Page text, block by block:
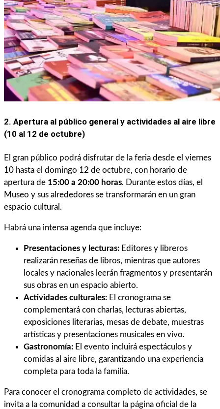
2. Apertura al público general y actividades al aire libre
(10 al 12 de octubre)
El gran público podrá disfrutar de la feria desde el viernes
10 hasta el domingo 12 de octubre, con horario de
apertura de 15:00 a 20:00 horas. Durante estos días, el
Museo y sus alrededores se transformarán en un gran
espacio cultural.
Habrá una intensa agenda que incluye:
Presentaciones y lecturas: Editores y libreros
realizarán reseñas de libros, mientras que autores
locales y nacionales leerán fragmentos y presentarán
sus obras en un espacio abierto.
Actividades culturales: El cronograma se
complementará con charlas, lecturas abiertas,
exposiciones literarias, mesas de debate, muestras
artísticas y presentaciones musicales en vivo.
Gastronomía: El evento incluirá espectáculos y
comidas al aire libre, garantizando una experiencia
completa para toda la familia.
Para conocer el cronograma completo de actividades, se
invita a la comunidad a consultar la página oficial de la